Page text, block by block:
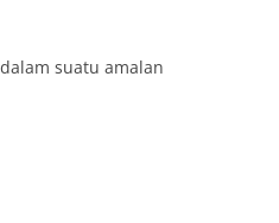
suatu amalan